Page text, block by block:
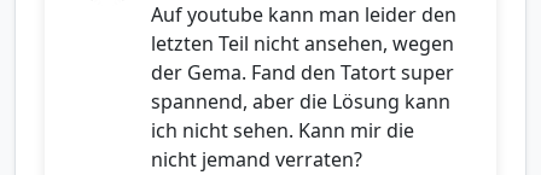
Auf youtube kann man leider den
letzten Teil nicht ansehen, wegen
der Gema. Fand den Tatort super
spannend, aber die Lösung kann
ich nicht sehen. Kann mir die
nicht jemand verraten?